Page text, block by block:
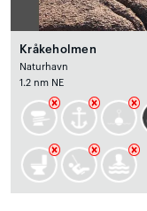
Kråkeholmen
Naturhavn
1.2 nm NE